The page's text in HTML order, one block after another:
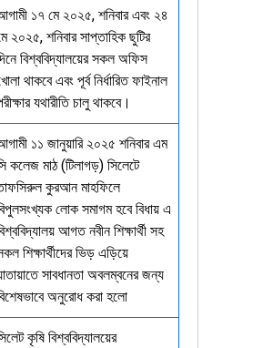
১৭ মে ২০২৫, শনিবার এবং ২৪
২০২৫, শনিবার সাপ্তাহিক ছুটির
বিশ্ববিদ্যালয়ের সকল অফিস
থাকবে এবং পূর্ব নির্ধারিত ফাইনাল
যথারীতি চালু থাকবে।
১১ জানুয়ারি ২০২৫ শনিবার এম
কলেজ মাঠ (টিলাগড়) সিলেটে
কুরআন মাহফিলে
লোক সমাগম হবে বিধায় এ
আগত নবীন শিক্ষার্থী সহ
শিক্ষার্থীদের ভিড় এড়িয়ে
সাবধানতা অবলম্বনের জন্য
অনুরোধ করা হলো
কৃষি বিশ্ববিদ্যালয়ের